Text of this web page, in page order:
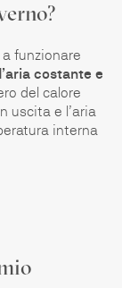
funzionare
costante e
del calore
uscita e l’aria
interna